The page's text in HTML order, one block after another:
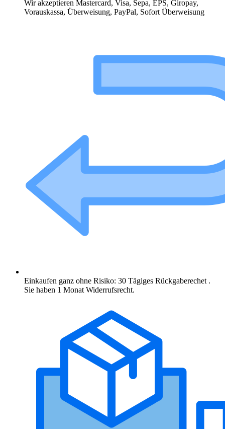
Wir akzeptieren Mastercard, Visa, Sepa, EPS, Giropay,
Vorauskassa, Überweisung, PayPal, Sofort Überweisung
Einkaufen ganz ohne Risiko: 30 Tägiges Rückgaberechet .
Sie haben 1 Monat Widerrufsrecht.